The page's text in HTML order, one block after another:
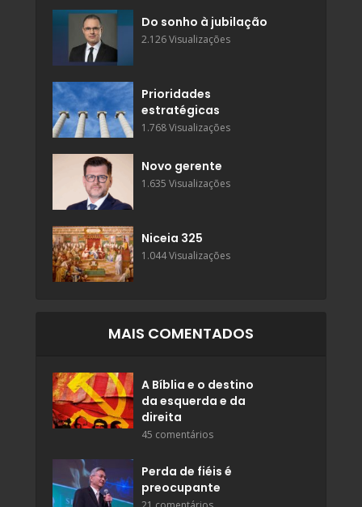
Do sonho à jubilação
2.126 Visualizações
Prioridades
estratégicas
1.768 Visualizações
Novo gerente
1.635 Visualizações
Niceia 325
1.044 Visualizações
MAIS COMENTADOS
A Bíblia e o destino
da esquerda e da
direita
45 comentários
Perda de fiéis é
preocupante